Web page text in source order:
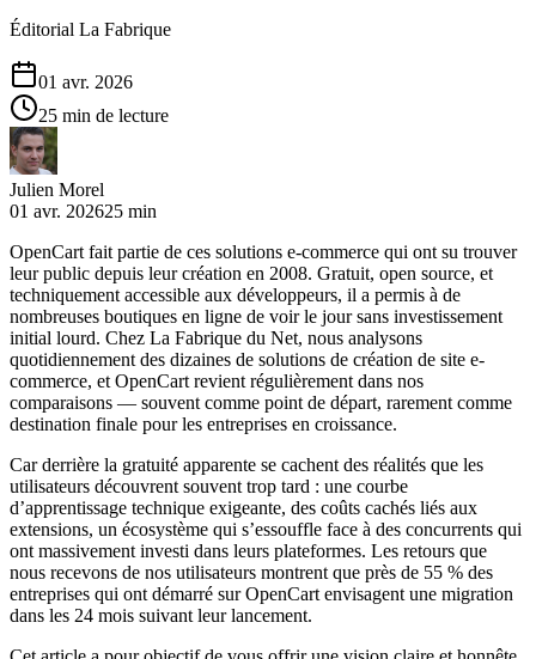
Éditorial La Fabrique
01 avr. 2026
25 min de lecture
Julien Morel
01 avr. 202625 min
OpenCart fait partie de ces solutions e-commerce qui ont su trouver
leur public depuis leur création en 2008. Gratuit, open source, et
techniquement accessible aux développeurs, il a permis à de
nombreuses boutiques en ligne de voir le jour sans investissement
initial lourd. Chez La Fabrique du Net, nous analysons
quotidiennement des dizaines de solutions de création de site e-
commerce, et OpenCart revient régulièrement dans nos
comparaisons — souvent comme point de départ, rarement comme
destination finale pour les entreprises en croissance.
Car derrière la gratuité apparente se cachent des réalités que les
utilisateurs découvrent souvent trop tard : une courbe
d’apprentissage technique exigeante, des coûts cachés liés aux
extensions, un écosystème qui s’essouffle face à des concurrents qui
ont massivement investi dans leurs plateformes. Les retours que
nous recevons de nos utilisateurs montrent que près de 55 % des
entreprises qui ont démarré sur OpenCart envisagent une migration
dans les 24 mois suivant leur lancement.